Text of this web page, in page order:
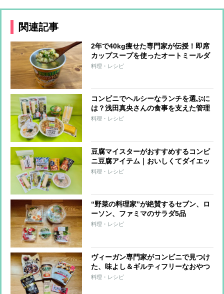
関連記事
2年で40kg痩せた専門家が伝授！即席
カップスープを使ったオートミールダ
イエット
料理・レシピ
コンビニでヘルシーなランチを選ぶに
は？浅田真央さんの食事を支えた管理
栄養士がすすめる「たんぱく質強化」
料理・レシピ
豆腐マイスターがおすすめするコンビ
ニ豆腐アイテム｜おいしくてダイエッ
トに役立つ8品
料理・レシピ
“野菜の料理家”が絶賛するセブン、ロ
ーソン、ファミマのサラダ5品
料理・レシピ
ヴィーガン専門家がコンビニで見つけ
た、味よし＆ギルティフリーなおやつ
6品
料理・レシピ